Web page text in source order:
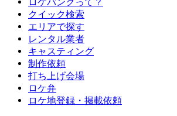
ロケバンクって？
クイック検索
エリアで探す
レンタル業者
キャスティング
制作依頼
打ち上げ会場
ロケ弁
ロケ地登録・掲載依頼